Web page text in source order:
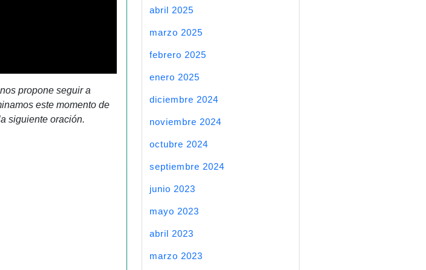
propone seguir a
este momento de
siguiente oración.
abril 2025
marzo 2025
febrero 2025
enero 2025
diciembre 2024
noviembre 2024
octubre 2024
septiembre 2024
junio 2023
mayo 2023
abril 2023
marzo 2023